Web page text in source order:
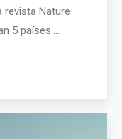
revista Nature
5 países.…